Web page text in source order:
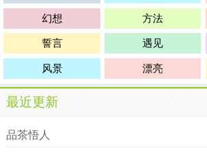
幻想 方法
誓言 遇见
风景 漂亮
最近更新
品茶悟人